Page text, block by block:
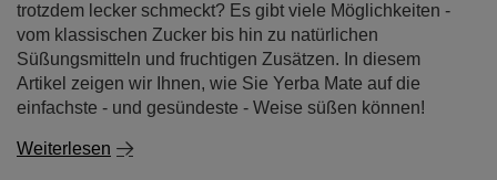
trotzdem lecker schmeckt? Es gibt viele Möglichkeiten -
vom klassischen Zucker bis hin zu natürlichen
Süßungsmitteln und fruchtigen Zusätzen. In diesem
Artikel zeigen wir Ihnen, wie Sie Yerba Mate auf die
einfachste - und gesündeste - Weise süßen können!
Weiterlesen